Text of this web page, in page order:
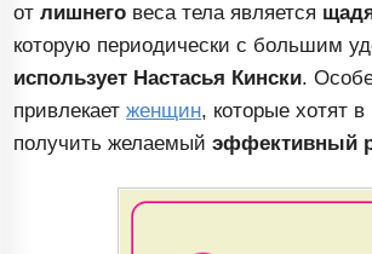
отлишнего веса тела является
которую периодически с большим
использует Настасья Кински.
привлекаетженщин, которые хотят в
получить желаемыйэффективный